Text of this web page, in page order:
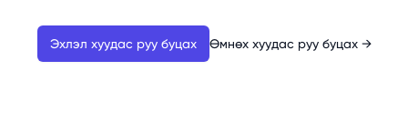
Эхлэл хуудас руу буцах Өмнөх хуудас руу буцах →